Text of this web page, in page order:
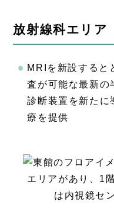
放射線科エリア
MRIを新設すると
査が可能な最新の
診断装置を新たに
療を提供